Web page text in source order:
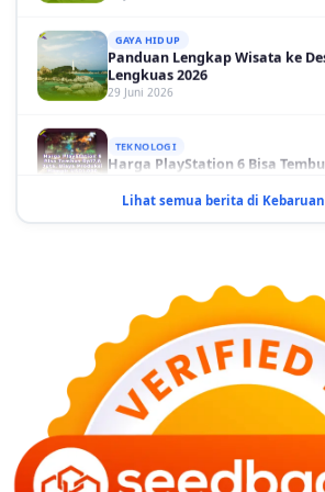
Panduan Lengkap Wisata ke
Lengkuas 2026
29 Juni 2026
Harga PlayStation 6 Bisa Tembus
29 Juni 2026
KESEHATAN
Bahaya Memakai Softlens
Diketahui
29 Juni 2026
NASIONAL
PLN Kalimantan Lakukan
Akibat Gangguan PLTGU
29 Juni 2026
Lihat semua berita di